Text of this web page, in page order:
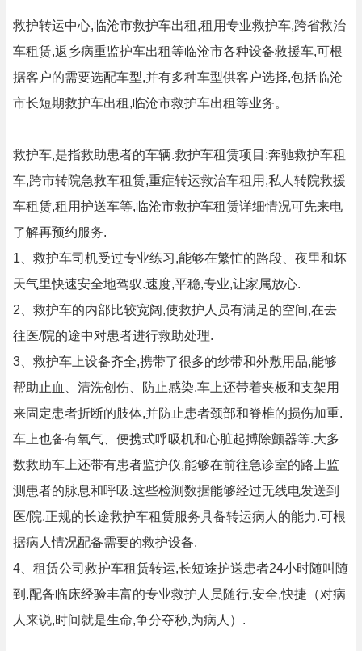
救护转运中心,临沧市救护车出租,租用专业救护车,跨省救治
车租赁,返乡病重监护车出租等临沧市各种设备救援车,可根
据客户的需要选配车型,并有多种车型供客户选择,包括临沧
市长短期救护车出租,临沧市救护车出租等业务。
救护车,是指救助患者的车辆.救护车租赁项目:奔驰救护车租
车,跨市转院急救车租赁,重症转运救治车租用,私人转院救援
车租赁,租用护送车等,临沧市救护车租赁详细情况可先来电
了解再预约服务.
1、救护车司机受过专业练习,能够在繁忙的路段、夜里和坏
天气里快速安全地驾驭.速度,平稳,专业,让家属放心.
2、救护车的内部比较宽阔,使救护人员有满足的空间,在去
往医/院的途中对患者进行救助处理.
3、救护车上设备齐全,携带了很多的纱带和外敷用品,能够
帮助止血、清洗创伤、防止感染.车上还带着夹板和支架用
来固定患者折断的肢体,并防止患者颈部和脊椎的损伤加重.
车上也备有氧气、便携式呼吸机和心脏起搏除颤器等.大多
数救助车上还带有患者监护仪,能够在前往急诊室的路上监
测患者的脉息和呼吸.这些检测数据能够经过无线电发送到
医/院.正规的长途救护车租赁服务具备转运病人的能力.可根
据病人情况配备需要的救护设备.
4、租赁公司救护车租赁转运,长短途护送患者24小时随叫随
到.配备临床经验丰富的专业救护人员随行.安全,快捷（对病
人来说,时间就是生命,争分夺秒,为病人）.